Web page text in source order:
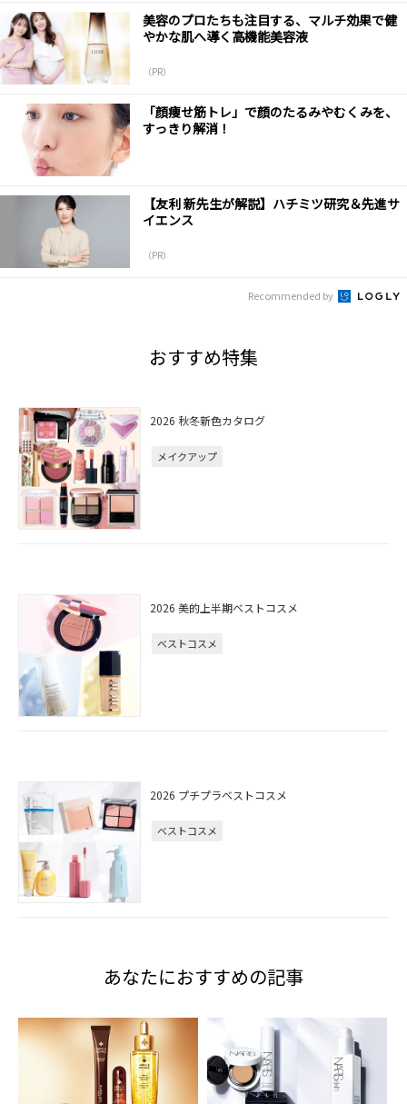
美容のプロたちも注目する、マルチ効果で健
やかな肌へ導く高機能美容液
（PR）
「顔痩せ筋トレ」で顔のたるみやむくみを、
すっきり解消！
【友利 新先生が解説】ハチミツ研究＆先進サ
イエンス
（PR）
Recommended by
おすすめ特集
2026 秋冬新色カタログ
メイクアップ
2026 美的上半期ベストコスメ
ベストコスメ
2026 プチプラベストコスメ
ベストコスメ
あなたにおすすめの記事